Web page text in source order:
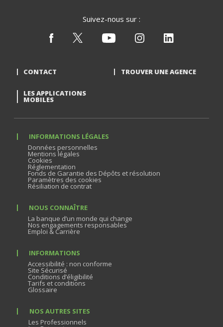
Suivez-nous sur :
CONTACT TROUVER UNE AGENCE
LES APPLICATIONS
MOBILES
INFORMATIONS LÉGALES
Données personnelles
Mentions légales
Cookies
Réglementation
Fonds de Garantie des Dépôts et résolution
Paramètres des cookies
Résiliation de contrat
NOUS CONNAÎTRE
La banque d’un monde qui change
Nos engagements responsables
Emploi & Carrière
INFORMATIONS
Accessibilité : non conforme
Site Sécurisé
Conditions d’éligibilité
Tarifs et conditions
Glossaire
NOS AUTRES SITES
Les Professionnels